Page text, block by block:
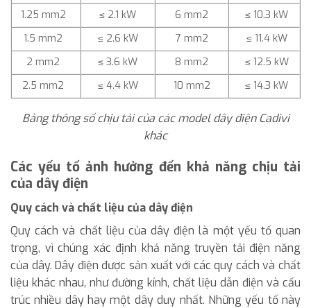
1.25 mm2
≤ 2.1 kW 6 mm2
≤ 10.3 kW
1.5 mm2
≤ 2.6 kW 7 mm2
≤ 11.4 kW
2 mm2
≤ 3.6 kW 8 mm2
≤ 12.5 kW
2.5 mm2
≤ 4.4 kW 10 mm2 ≤ 14.3 kW
Bảng thông số chịu tải của các model dây điện Cadivi
khác
Các yếu tố ảnh hưởng đến khả năng chịu tải
của dây điện
Quy cách và chất liệu của dây điện
Quy cách và chất liệu của dây điện là một yếu tố quan
trọng, vì chúng xác định khả năng truyền tải điện năng
của dây. Dây điện được sản xuất với các quy cách và chất
liệu khác nhau, như đường kính, chất liệu dẫn điện và cấu
trúc nhiều dây hay một dây duy nhất. Những yếu tố này